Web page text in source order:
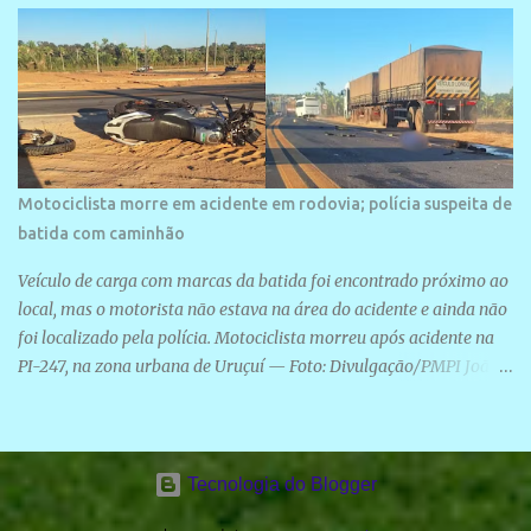
Motociclista morre em acidente em rodovia; polícia suspeita de
batida com caminhão
Veículo de carga com marcas da batida foi encontrado próximo ao
local, mas o motorista não estava na área do acidente e ainda não
foi localizado pela polícia. Motociclista morreu após acidente na
PI-247, na zona urbana de Uruçuí — Foto: Divulgação/PMPI João
A Polícia Militar informou que um caminhão com marcas de
colisão foi encontrado próximo ao local. Segundo o 10º Batalhão
da Polícia Militar (10º BPM), a equipe foi acionada por volta das 6h
Tecnologia do Blogger